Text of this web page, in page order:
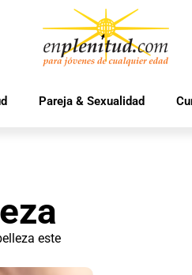
Pareja & Sexualidad
este